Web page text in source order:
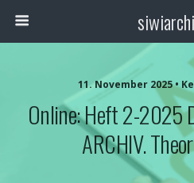
11. November 2025 •
Online: Heft 2-2025
ARCHIV.